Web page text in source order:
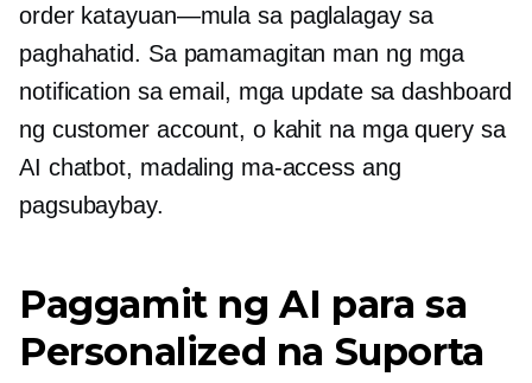
order katayuan—mula sapaglalagay sa
paghahatid. Sa pamamagitan man ng mga
notification sa email, mga update sa dashboard
ng customer account, o kahit na mga query sa
AI chatbot, madaling ma-access ang
pagsubaybay.
Paggamit ng AI para sa
Personalized na Suporta